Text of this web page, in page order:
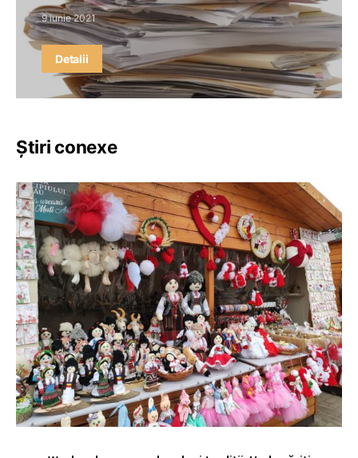
9 iunie 2021
Detalii
Știri conexe